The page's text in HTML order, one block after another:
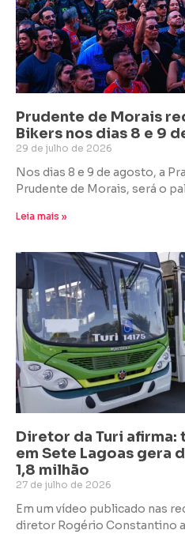
Prudente de Morais
Bikers nos dias 8 e 9
29 de julho de 2026
Nos dias 8 e 9 de agosto, a
Prudente de Morais, será o
Leia mais »
Diretor da Turi
em Sete Lagoas gera
1,8 milhão
27 de julho de 2026
Em um vídeo publicado nas
diretor Rogério Constantino